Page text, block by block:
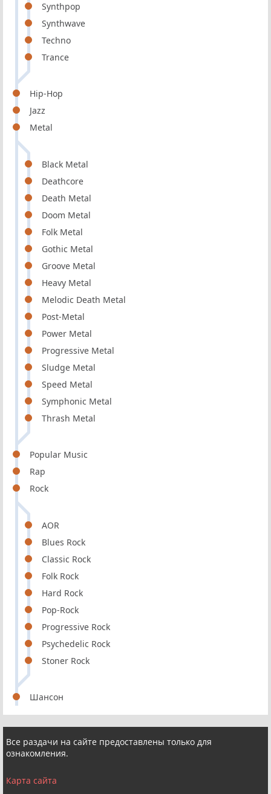
Synthpop
Synthwave
Techno
Trance
Hip-Hop
Jazz
Metal
Black Metal
Deathcore
Death Metal
Doom Metal
Folk Metal
Gothic Metal
Groove Metal
Heavy Metal
Melodic Death Metal
Post-Metal
Power Metal
Progressive Metal
Sludge Metal
Speed Metal
Symphonic Metal
Thrash Metal
Popular Music
Rap
Rock
AOR
Blues Rock
Classic Rock
Folk Rock
Hard Rock
Pop-Rock
Progressive Rock
Psychedelic Rock
Stoner Rock
Шансон
Все раздачи на сайте предоставлены только для
ознакомления.
Карта сайта